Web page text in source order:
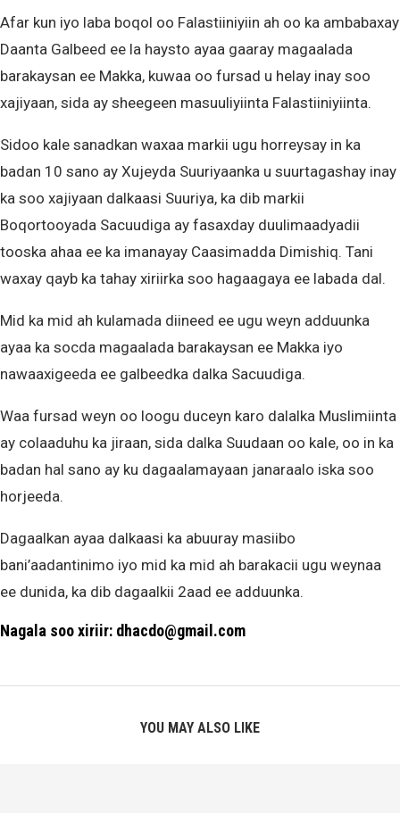
Afar kun iyo laba boqol oo Falastiiniyiin ah oo ka ambabaxay
Daanta Galbeed ee la haysto ayaa gaaray magaalada
barakaysan ee Makka, kuwaa oo fursad u helay inay soo
xajiyaan, sida ay sheegeen masuuliyiinta Falastiiniyiinta.
Sidoo kale sanadkan waxaa markii ugu horreysay in ka
badan 10 sano ay Xujeyda Suuriyaanka u suurtagashay inay
ka soo xajiyaan dalkaasi Suuriya, ka dib markii
Boqortooyada Sacuudiga ay fasaxday duulimaadyadii
tooska ahaa ee ka imanayay Caasimadda Dimishiq. Tani
waxay qayb ka tahay xiriirka soo hagaagaya ee labada dal.
Mid ka mid ah kulamada diineed ee ugu weyn adduunka
ayaa ka socda magaalada barakaysan ee Makka iyo
nawaaxigeeda ee galbeedka dalka Sacuudiga.
Waa fursad weyn oo loogu duceyn karo dalalka Muslimiinta
ay colaaduhu ka jiraan, sida dalka Suudaan oo kale, oo in ka
badan hal sano ay ku dagaalamayaan janaraalo iska soo
horjeeda.
Dagaalkan ayaa dalkaasi ka abuuray masiibo
bani’aadantinimo iyo mid ka mid ah barakacii ugu weynaa
ee dunida, ka dib dagaalkii 2aad ee adduunka.
Nagala soo xiriir: dhacdo@gmail.com
YOU MAY ALSO LIKE